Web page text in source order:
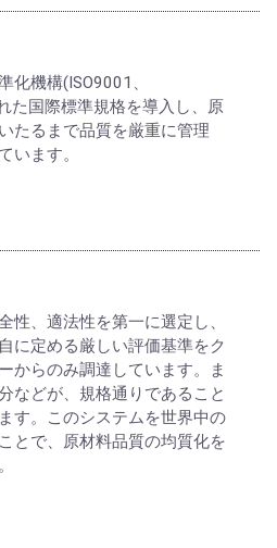
化機構(ISO9001、
た国際標準規格を導入し、原
たるまで品質を厳重に管理
います。
性、適法性を第一に選定し、
に定める厳しい評価基準をク
からのみ調達しています。ま
などが、規格通りであること
す。このシステムを世界中の
とで、原材料品質の均質化を